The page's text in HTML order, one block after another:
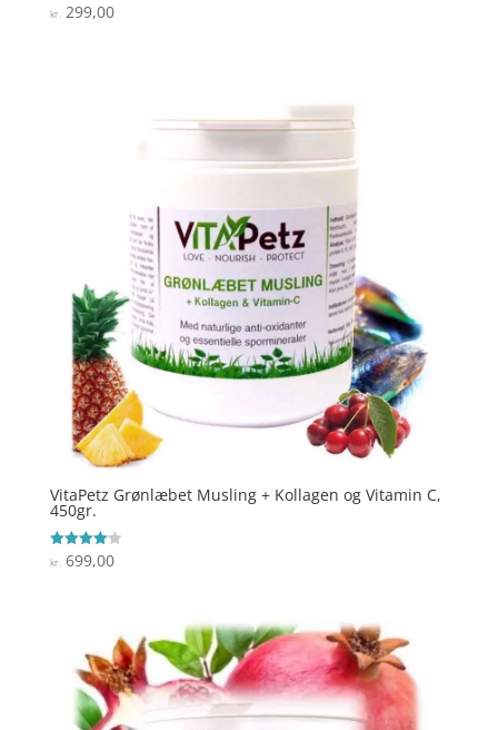
Vurderet
4.3
kr.299,00
VitaPetz Grønlæbet Musling + Kollagen og Vitamin C,
450gr.
Vurderet
4.1
kr.699,00